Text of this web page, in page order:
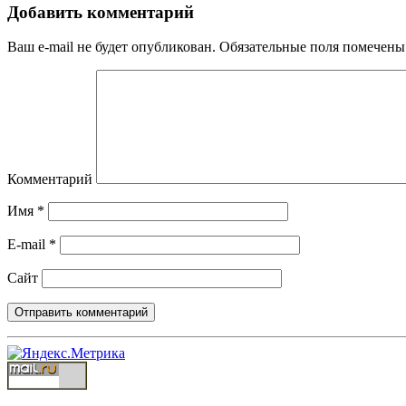
Добавить комментарий
Ваш e-mail не будет опубликован. Обязательные поля
Комментарий
Имя *
E-mail *
Сайт